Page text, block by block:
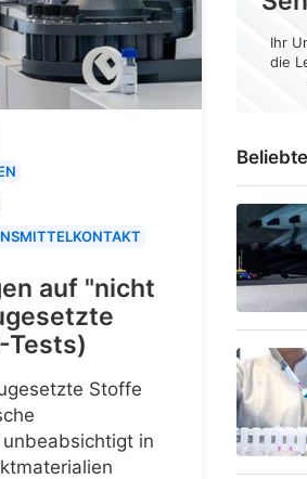
Ihr
die
auf "nicht
Tests)
Stoffe
in